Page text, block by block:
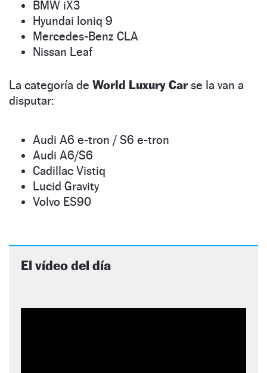
BMW iX3
Hyundai Ioniq 9
Mercedes-Benz CLA
Nissan Leaf
La categoría de World Luxury Carse la van a
disputar:
Audi A6 e-tron / S6 e-tron
Audi A6/S6
Cadillac Vistiq
Lucid Gravity
Volvo ES90
El vídeo del día